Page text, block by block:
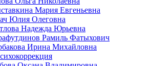
Мария Евгеньевна
Юлия Олеговна
Надежда Юрьевна
Рамиль Фатыхович
Ирина Михайловна